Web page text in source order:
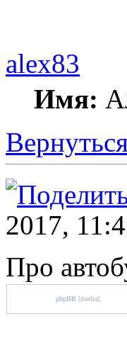
alex83
Имя:
2017,
Про
phpBB [media]